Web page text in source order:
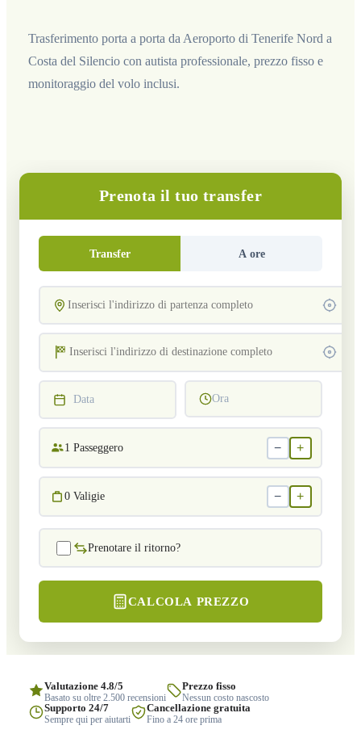
Trasferimento porta a porta da Aeroporto di Tenerife Nord a
Costa del Silencio con autista professionale, prezzo fisso e
monitoraggio del volo inclusi.
Prenota il tuo transfer
Transfer A ore
Data Ora
1 Passeggero − +
0 Valigie − +
Prenotare il ritorno?
CALCOLA PREZZO
Valutazione 4.8/5
Basato su oltre 2.500 recensioni
Prezzo fisso
Nessun costo nascosto
Supporto 24/7
Sempre qui per aiutarti
Cancellazione gratuita
Fino a 24 ore prima